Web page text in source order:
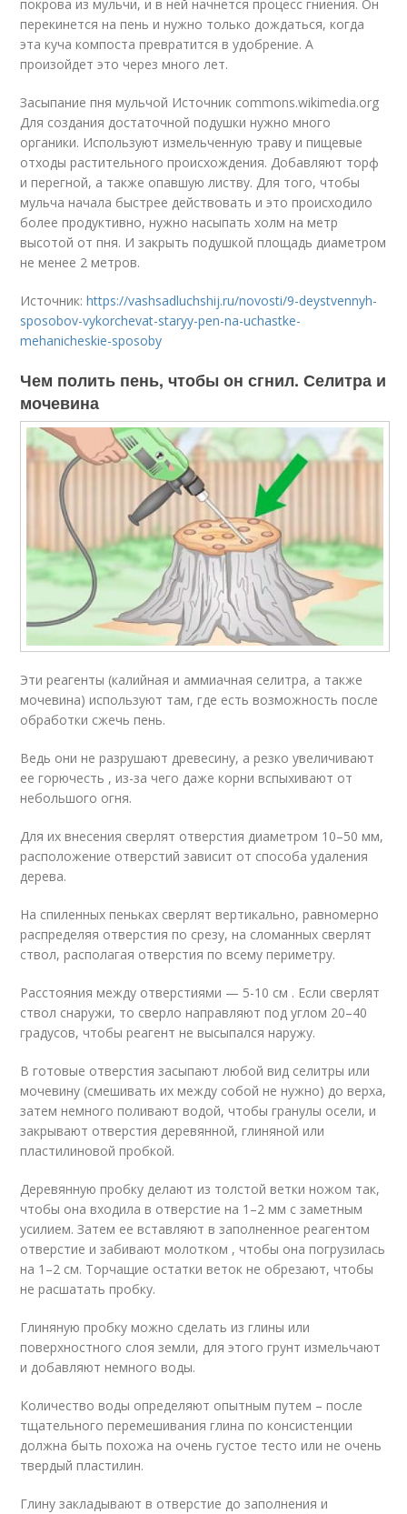
покрова из мульчи, и в ней начнется процесс гниения. Он
перекинется на пень и нужно только дождаться, когда
эта куча компоста превратится в удобрение. А
произойдет это через много лет.
Засыпание пня мульчой Источник commons.wikimedia.org
Для создания достаточной подушки нужно много
органики. Используют измельченную траву и пищевые
отходы растительного происхождения. Добавляют торф
и перегной, а также опавшую листву. Для того, чтобы
мульча начала быстрее действовать и это происходило
более продуктивно, нужно насыпать холм на метр
высотой от пня. И закрыть подушкой площадь диаметром
не менее 2 метров.
Источник:https://vashsadluchshij.ru/novosti/9-deystvennyh-
sposobov-vykorchevat-staryy-pen-na-uchastke-
mehanicheskie-sposoby
Чем полить пень, чтобы он сгнил. Селитра и
мочевина
Эти реагенты (калийная и аммиачная селитра, а также
мочевина) используют там, где есть возможность после
обработки сжечь пень.
Ведь они не разрушают древесину, а резко увеличивают
ее горючесть , из-за чего даже корни вспыхивают от
небольшого огня.
Для их внесения сверлят отверстия диаметром 10–50 мм,
расположение отверстий зависит от способа удаления
дерева.
На спиленных пеньках сверлят вертикально, равномерно
распределяя отверстия по срезу, на сломанных сверлят
ствол, располагая отверстия по всему периметру.
Расстояния между отверстиями — 5-10 см . Если сверлят
ствол снаружи, то сверло направляют под углом 20–40
градусов, чтобы реагент не высыпался наружу.
В готовые отверстия засыпают любой вид селитры или
мочевину (смешивать их между собой не нужно) до верха,
затем немного поливают водой, чтобы гранулы осели, и
закрывают отверстия деревянной, глиняной или
пластилиновой пробкой.
Деревянную пробку делают из толстой ветки ножом так,
чтобы она входила в отверстие на 1–2 мм с заметным
усилием. Затем ее вставляют в заполненное реагентом
отверстие и забивают молотком , чтобы она погрузилась
на 1–2 см. Торчащие остатки веток не обрезают, чтобы
не расшатать пробку.
Глиняную пробку можно сделать из глины или
поверхностного слоя земли, для этого грунт измельчают
и добавляют немного воды.
Количество воды определяют опытным путем – после
тщательного перемешивания глина по консистенции
должна быть похожа на очень густое тесто или не очень
твердый пластилин.
Глину закладывают в отверстие до заполнения и